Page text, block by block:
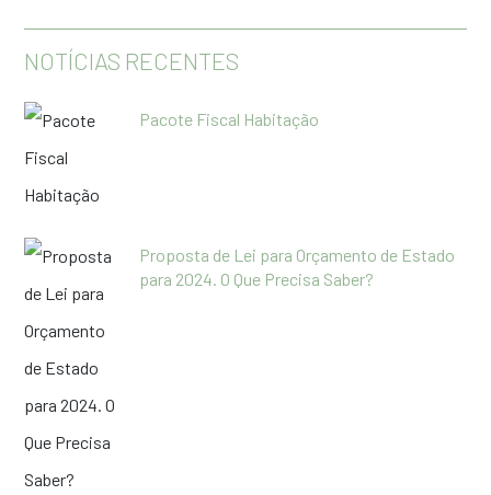
NOTÍCIAS RECENTES
Pacote Fiscal Habitação
Proposta de Lei para Orçamento de Estado
para 2024. O Que Precisa Saber?